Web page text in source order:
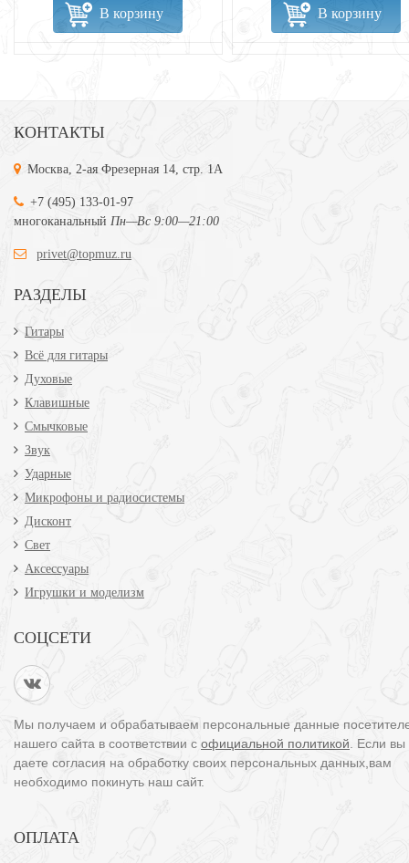
В корзину В корзину
КОНТАКТЫ
Москва, 2-ая Фрезерная 14, стр. 1А
+7 (495) 133-01-97
многоканальный Пн—Вс 9:00—21:00
privet@topmuz.ru
РАЗДЕЛЫ
Гитары
Всё для гитары
Духовые
Клавишные
Смычковые
Звук
Ударные
Микрофоны и радиосистемы
Дисконт
Свет
Аксессуары
Игрушки и моделизм
СОЦСЕТИ
Мы получаем и обрабатываем персональные данные
нашего сайта в соответствии с официальной политикой . Если
даете согласия на обработку своих персональных данных,вам
необходимо покинуть наш сайт.
ОПЛАТА